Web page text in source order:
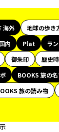
海外
地球の歩き
内 Plat
ラ
御朱印 歴史
BOOKS 旅の
旅の読み物